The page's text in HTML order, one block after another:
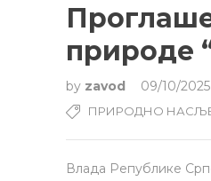
природе
by zavod 09/10/2025
ПРИРОДНО
Влада Републике